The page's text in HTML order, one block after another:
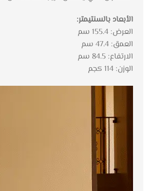
الأبعاد بالسنتيمتر:
العرض: 155.4 سم
العمق: 47.4 سم
الارتفاع: 84.5 سم
الوزن: 114 كجم